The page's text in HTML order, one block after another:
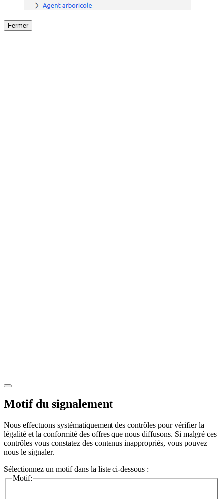
Fermer
Motif du signalement
Nous effectuons systématiquement des contrôles pour vérifier la
légalité et la conformité des offres que nous diffusons. Si malgré ces
contrôles vous constatez des contenus inappropriés, vous pouvez
nous le signaler.
Sélectionnez un motif dans la liste ci-dessous :
Motif: